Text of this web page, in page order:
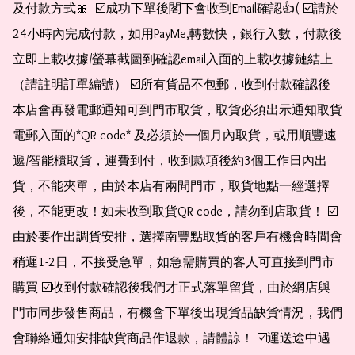
及付款方式🎀  ☑️成功下單後閣下會收到Email確認👍( ☑️請於
24小時內完成付款，如用PayMe,轉數快，銀行入數，付款後
立即上載收據/螢幕截圖到確認email入面的上載收據鏈結上
（請註明訂單編號） ☑️所有貨品不包郵，收到付款確認後
本店會再發電郵通知可到門市取貨，取貨必須出示通知取貨
電郵入面的*QR code* 及必須於一個月內取貨，或用順豐速
遞/智能櫃取貨，運費到付，收到款項後約3個工作日內出
貨，不能夾單，由於本店有兩間門市，取貨地點一經選擇
後，不能更改！如未收到取貨QR code，請勿到店取貨！ ☑️
由於要作出調貨安排，選擇南豐點取貨的客戶有機會時間會
稍遲1-2日，不接受急單，如急需購買的客人可直接到門市
購買 ☑️收到付款確認後我們才正式落單留貨，由於網店與
門市同步發售商品，有機會下單後出現貨品缺貨情況，我們
會聯絡通知安排缺貨商品作退款，請體諒！ ☑️運送途中遇